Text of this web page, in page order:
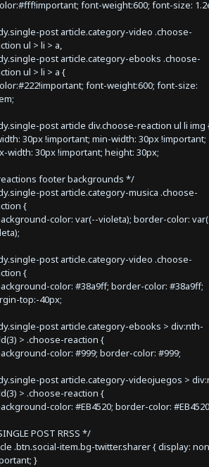
font-weight:600; font-size:
post article.category-video .choose-
ul > li > a,
post article.category-ebooks .choose-
ul > li > a {
font-weight:600; font-size:
post article div.choose-reaction ul li img
30px !important; min-width: 30px !important;
width: 30px !important; height: 30px;
footer backgrounds */
post article.category-musica .choose-
{
color: var(--violeta); border-color:
post article.category-video .choose-
{
color: #38a9ff; border-color: #38a9ff;
top:-40px;
post article.category-ebooks > div:nth-
> .choose-reaction {
color: #999; border-color: #999;
post article.category-videojuegos >
> .choose-reaction {
color: #EB4520; border-color:
POST RRSS */
.btn.social-item.bg-twitter.sharer { display:
}